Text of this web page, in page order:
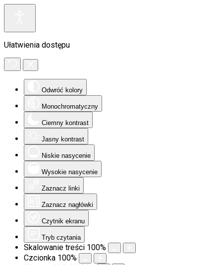
Ułatwienia dostępu
Odwróć kolory
Monochromatyczny
Ciemny kontrast
Jasny kontrast
Niskie nasycenie
Wysokie nasycenie
Zaznacz linki
Zaznacz nagłówki
Czytnik ekranu
Tryb czytania
Skalowanie treści 100%
Czcionka 100%